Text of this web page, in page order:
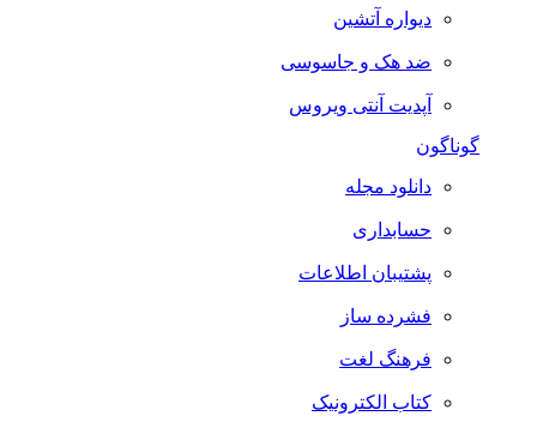
دیواره آتشین
ضد هک و جاسوسی
آپدیت آنتی ویروس
گوناگون
دانلود مجله
حسابداری
پشتیبان اطلاعات
فشرده ساز
فرهنگ لغت
کتاب الکترونیک